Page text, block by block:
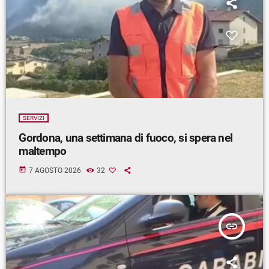
SERVIZI
Gordona, una settimana di fuoco, si spera nel
maltempo
today 7 AGOSTO 2026 32
insert_link